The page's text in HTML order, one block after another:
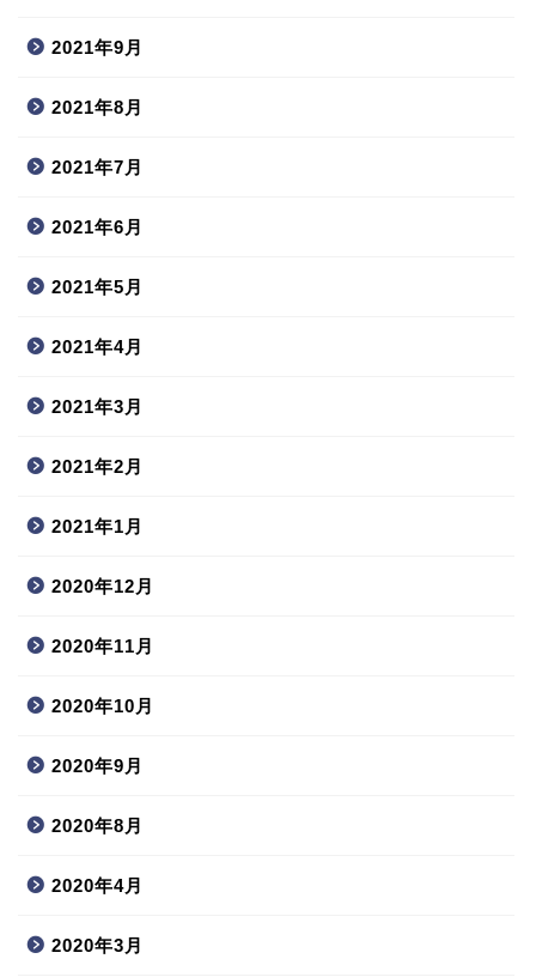
2021年9月
2021年8月
2021年7月
2021年6月
2021年5月
2021年4月
2021年3月
2021年2月
2021年1月
2020年12月
2020年11月
2020年10月
2020年9月
2020年8月
2020年4月
2020年3月